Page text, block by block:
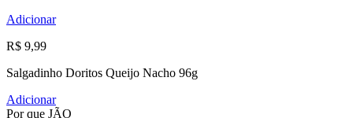
Adicionar
R$ 9,99
Salgadinho Doritos Queijo Nacho 96g
Adicionar
Por que JÃO